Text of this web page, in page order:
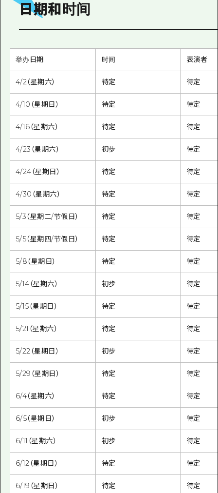
日期和时间
举办日期 时间 表演者
4/2（星期六） 待定 待定
4/10（星期日） 待定 待定
4/16（星期六） 待定 待定
4/23（星期六） 初步 待定
4/24（星期日） 待定 待定
4/30（星期六） 待定 待定
5/3（星期二/节假日） 待定 待定
5/5（星期四/节假日） 待定 待定
5/8（星期日） 待定 待定
5/14（星期六） 初步 待定
5/15（星期日） 待定 待定
5/21（星期六） 待定 待定
5/22（星期日） 初步 待定
5/29（星期日） 待定 待定
6/4（星期六） 待定 待定
6/5（星期日） 初步 待定
6/11（星期六） 初步 待定
6/12（星期日） 待定 待定
6/19（星期日） 待定 待定